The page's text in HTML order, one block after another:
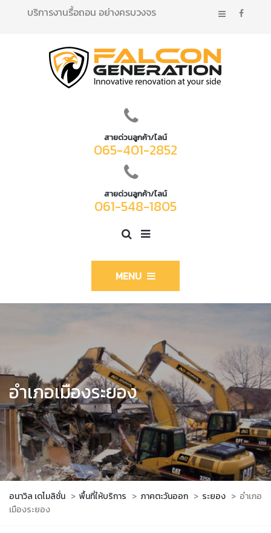
บริการงานรื้อถอน อย่างครบวงจร
สายด่วนลูกค้า/ไลน์
065-401-2852
สายด่วนลูกค้า/ไลน์
061-548-1805
MENU
อำเภอเมืองระยอง
อนาวิล เดโมลิชั่น > พื้นที่ให้บริการ > ภาคตะวันออก > ระยอง > อำเภอ
เมืองระยอง